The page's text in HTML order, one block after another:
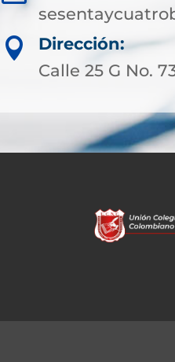

Dirección:
Calle 25 G No.